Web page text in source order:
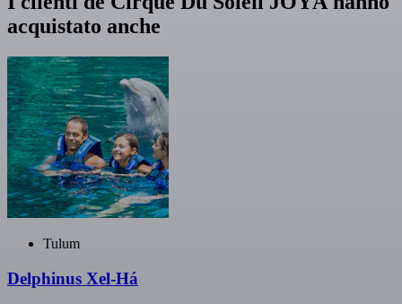
acquistato anche
Tulum
Delphinus Xel-Há